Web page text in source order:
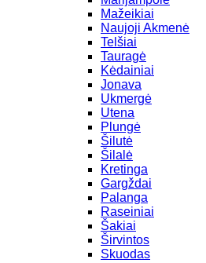
Mažeikiai
Naujoji Akmenė
Telšiai
Tauragė
Kėdainiai
Jonava
Ukmergė
Utena
Plungė
Šilutė
Šilalė
Kretinga
Gargždai
Palanga
Raseiniai
Šakiai
Širvintos
Skuodas